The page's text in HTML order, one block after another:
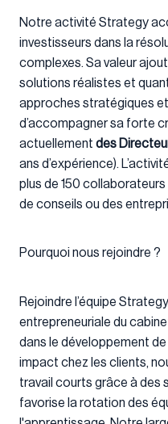
Notre activité Strategy
investisseurs dans la
complexes. Sa valeur
solutions réalistes et
approches stratégiques
d’accompagner sa forte
actuellement des
ans d’expérience).
plus de 150
de conseils ou des
Pourquoi nous rejoindre ?
Rejoindre l’équipe
entrepreneuriale du
dans le développement
impact chez les clients,
travail courts grâce à des
favorise la rotation des